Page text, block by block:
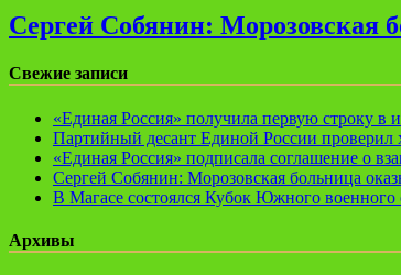
Сергей Собянин: Морозовская
Свежие записи
«Единая Россия» получила первую строку в
Партийный десант Единой России проверил
«Единая Россия» подписала соглашение о
Сергей Собянин: Морозовская больница
В Магасе состоялся Кубок Южного военного
Архивы